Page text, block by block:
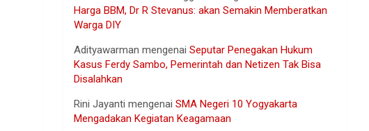
Harga BBM, Dr R Stevanus: akan Semakin Memberatkan
Warga DIY
Adityawarman mengenaiSeputar Penegakan Hukum
Kasus Ferdy Sambo, Pemerintah dan Netizen Tak Bisa
Disalahkan
Rini Jayanti mengenaiSMA Negeri 10 Yogyakarta
Mengadakan Kegiatan Keagamaan